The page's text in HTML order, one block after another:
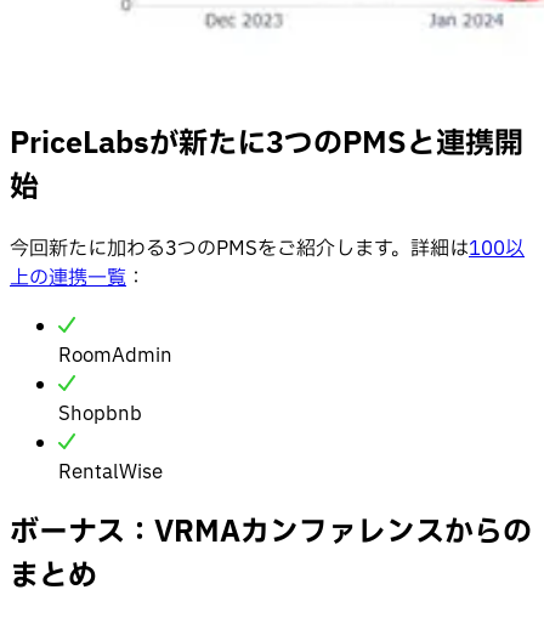
PriceLabsが新たに3つのPMSと連携開
始
今回新たに加わる3つのPMSをご紹介します。詳細は100以
上の連携一覧 ：
RoomAdmin
Shopbnb
RentalWise
ボーナス：VRMAカンファレンスからの
まとめ